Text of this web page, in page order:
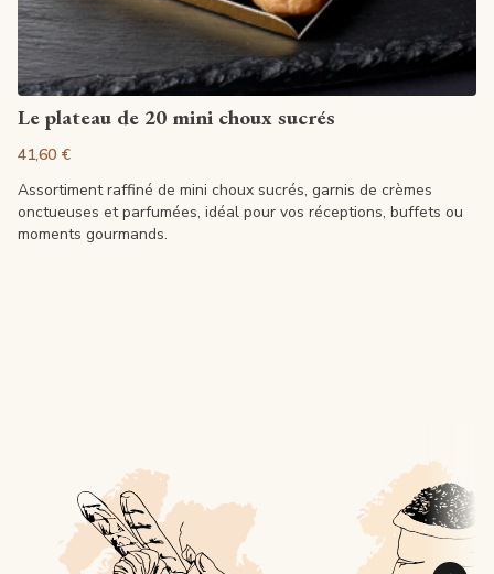
Voir la fiche
Le plateau de 20 mini choux sucrés
41,60 €
Assortiment raffiné de mini choux sucrés, garnis de crèmes
onctueuses et parfumées, idéal pour vos réceptions, buffets ou
moments gourmands.